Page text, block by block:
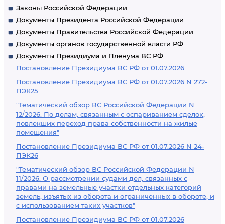
Законы Российской Федерации
Документы Президента Российской Федерации
Документы Правительства Российской Федерации
Документы органов государственной власти РФ
Документы Президиума и Пленума ВС РФ
Постановление Президиума ВС РФ от 01.07.2026
Постановление Президиума ВС РФ от 01.07.2026 N 272-
ПЭК25
"Тематический обзор ВС Российской Федерации N
12/2026. По делам, связанным с оспариванием сделок,
повлекших переход права собственности на жилые
помещения"
Постановление Президиума ВС РФ от 01.07.2026 N 24-
ПЭК26
"Тематический обзор ВС Российской Федерации N
11/2026. О рассмотрении судами дел, связанных с
правами на земельные участки отдельных категорий
земель, изъятых из оборота и ограниченных в обороте, и
с использованием таких участков"
Постановление Президиума ВС РФ от 01.07.2026